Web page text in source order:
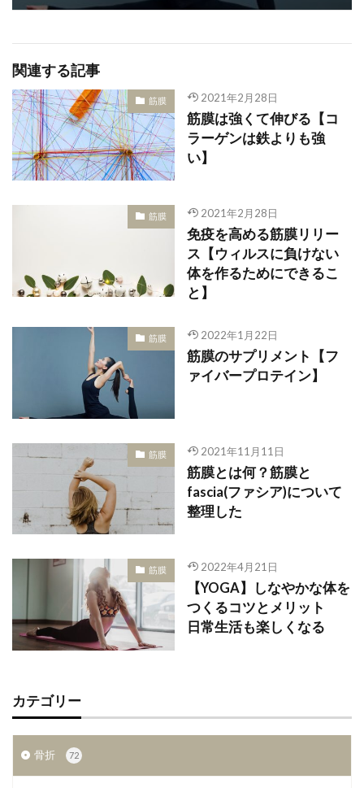
関連する記事
筋膜 2021年2月28日
筋膜は強くて伸びる【コ
ラーゲンは鉄よりも強
い】
筋膜 2021年2月28日
免疫を高める筋膜リリー
ス【ウィルスに負けない
体を作るためにできるこ
と】
筋膜 2022年1月22日
筋膜のサプリメント【フ
ァイバープロテイン】
筋膜 2021年11月11日
筋膜とは何？筋膜と
fascia(ファシア)について
整理した
筋膜 2022年4月21日
【YOGA】しなやかな体を
つくるコツとメリット
日常生活も楽しくなる
カテゴリー
骨折 72